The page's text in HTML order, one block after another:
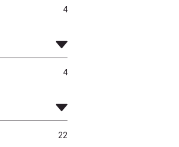
4
4
22